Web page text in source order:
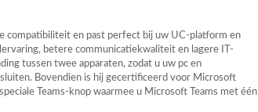
compatibiliteit en past perfect bij uw UC-platform en
betere communicatiekwaliteit en lagere IT-
tussen twee apparaten, zodat u uw pc en
Bovendien is hij gecertificeerd voor Microsoft
Teams-knop waarmee u Microsoft Teams met één